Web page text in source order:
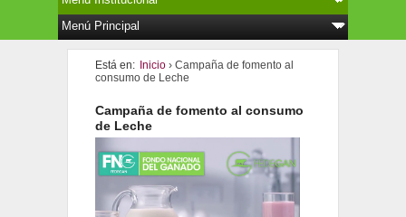
Está en: Inicio› Campaña de fomento al
consumo de Leche
Campaña de fomento al consumo
de Leche